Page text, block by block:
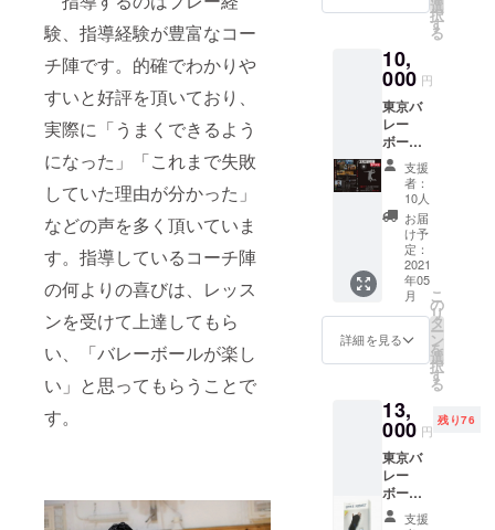
験、指導経験が豊富なコー
チ陣です。的確でわかりや
すいと好評を頂いており、
実際に「うまくできるよう
になった」「これまで失敗
していた理由が分かった」
などの声を多く頂いていま
す。指導しているコーチ陣
の何よりの喜びは、レッス
ンを受けて上達してもら
い、「バレーボールが楽し
い」と思ってもらうことで
す。
お届け
致しま
す！
（画像
はイ
メージ
です。
多少の
変更が
ある可
能性が
ござい
ます）
お手紙
ととも
にお届
けしま
す！ ※
写真は
ポロ
シャツ
です
が、同
じデザ
インの
Ｔシャ
ツにな
ります※
ナルポ
ツをお
届けし
ます。
ドライ
タッチ
で着心
地も抜
群。こ
れから
迎える
夏に最
適で
す。こ
のクラ
ウド
ファン
ディン
オリジ
ナル品
です！
お礼の
お手紙
ととも
にお届
選
択
す
る
10,
000 円
東京バ
レー
ボール
アカデ
ミー監
修の
レッス
ンＤＶ
Ｄ１枚
（定価
14080~
15180
円） 。
パー
フェク
トスパ
パー
フェク
トレ
シー
ブ、上
達ドリ
ルのト
支援
者：
10人
お届
け予
定：
2021
年05
月
詳細を見る
こ
の
リ
タ
ー
ン
を
選
択
す
る
13,
000 円
残り76
東京バ
レー
ボール
アカデ
支援